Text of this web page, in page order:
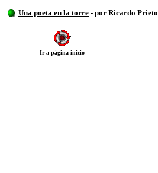
Una poeta en la torre - por Ricardo Prieto
Ir a página inicio